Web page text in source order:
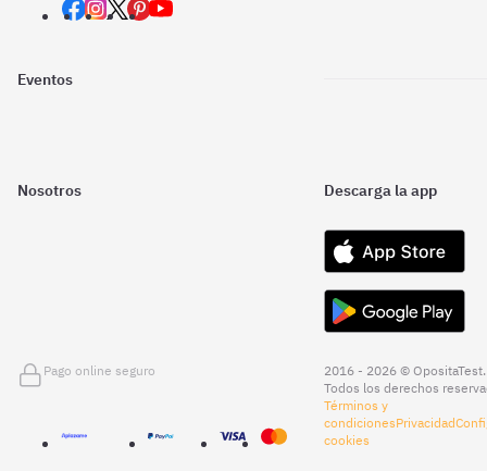
Eventos
Nosotros Descarga la app
Pago online seguro
2016 - 2026 © OpositaTest.
Todos los derechos
Términos y
condicionesPrivacidad
cookies